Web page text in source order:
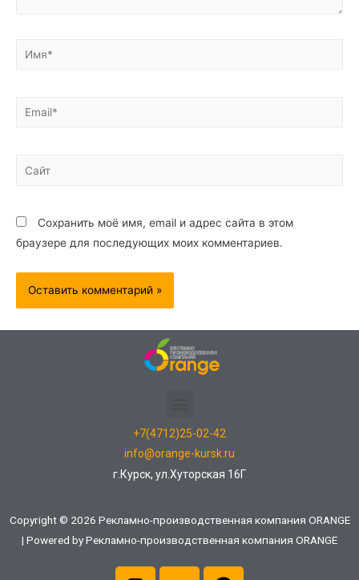
Сохранить моё имя, email и адрес сайта в этом
браузере для последующих моих комментариев.
+7(4712)25-02-42
info@orange-kursk.ru
г.Курск, ул.Хуторская 16Г
Copyright © 2026 Рекламно-производственная компания ORANGE
| Powered by Рекламно-производственная компания ORANGE